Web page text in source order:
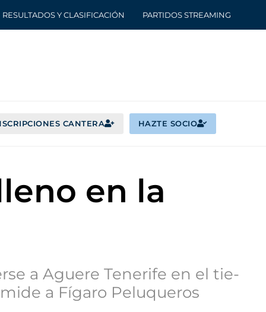
RESULTADOS Y CLASIFICACIÓN PARTIDOS STREAMING
CANTERA HAZTE SOCIO
en la
a Aguere Tenerife en el tie-
a Fígaro Peluqueros